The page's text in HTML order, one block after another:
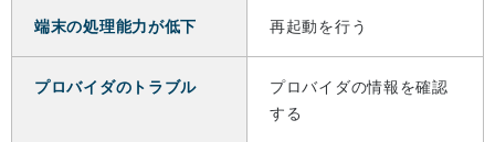
端末の処理能力が低下 再起動を行う
プロバイダのトラブル
プロバイダの情報を確認
する